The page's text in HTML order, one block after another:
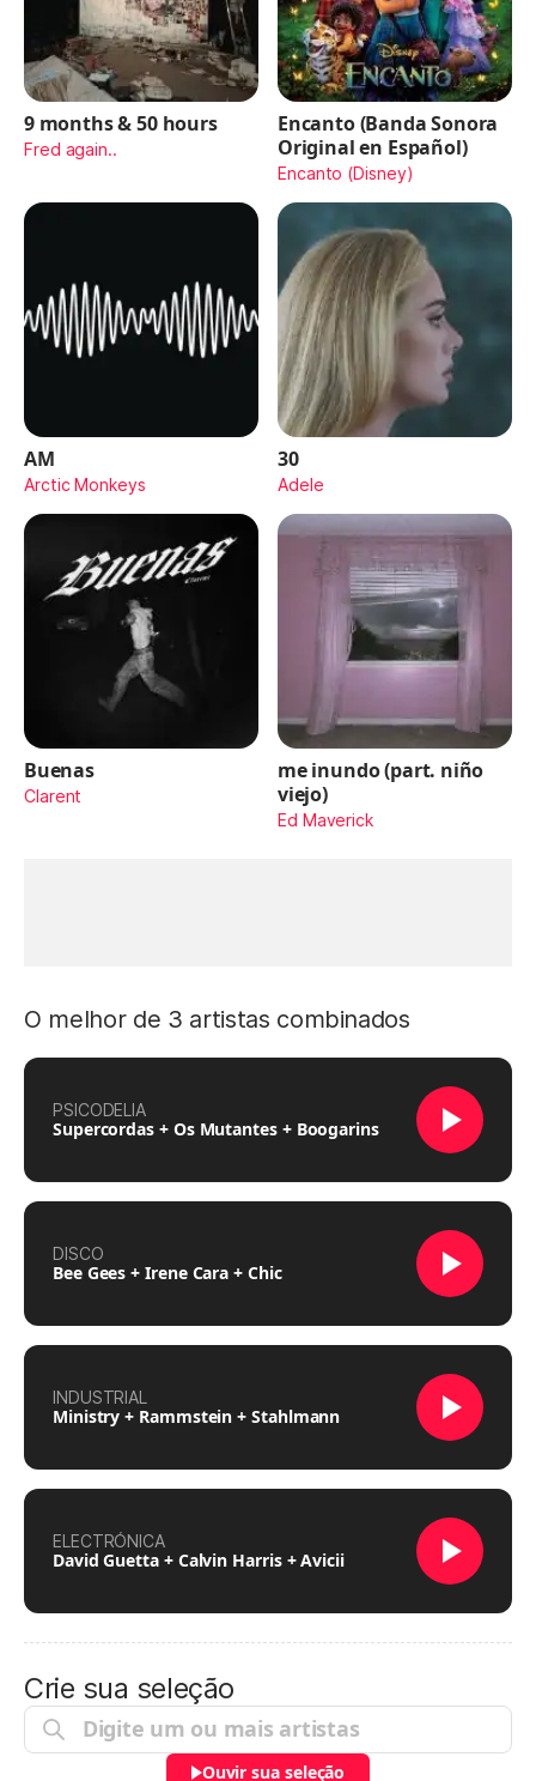
9 months & 50 hours
Fred again..
Encanto (Banda Sonora
Original en Español)
Encanto (Disney)
AM
Arctic Monkeys
30
Adele
Buenas
Clarent
me inundo (part. niño
viejo)
Ed Maverick
O melhor de 3 artistas combinados
PSICODELIA
Supercordas + Os Mutantes + Boogarins
DISCO
Bee Gees + Irene Cara + Chic
INDUSTRIAL
Ministry + Rammstein + Stahlmann
ELECTRÓNICA
David Guetta + Calvin Harris + Avicii
Crie sua seleção
Ouvir sua seleção